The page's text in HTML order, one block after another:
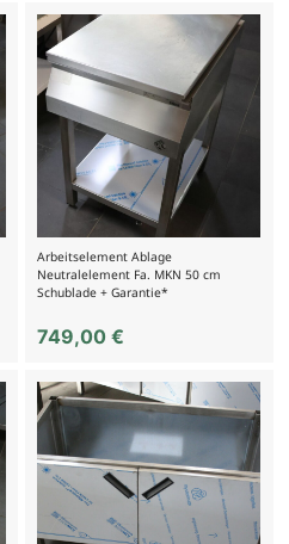
Arbeitselement Ablage
Neutralelement Fa. MKN 50 cm
Schublade + Garantie*
749,00€